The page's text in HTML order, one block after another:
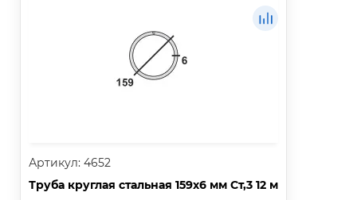
Артикул: 4652
Труба круглая стальная 159х6 мм Ст,3 12 м